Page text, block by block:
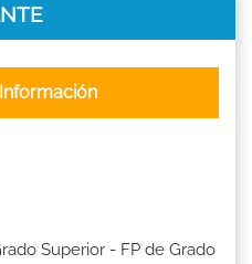
Superior - FP de Grado